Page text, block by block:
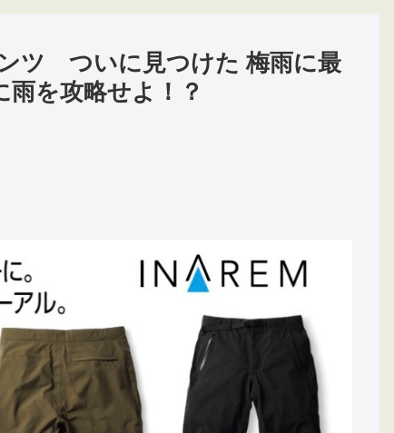
ツ ついに見つけた 梅雨に最
を攻略せよ！？